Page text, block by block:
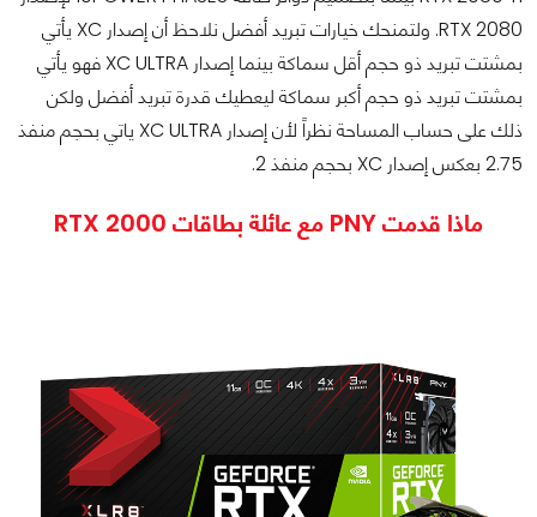
RTX 2080. ولتمنحك خيارات تبريد أفضل نلاحظ أن إصدار XC يأتي
بمشتت تبريد ذو حجم أقل سماكة بينما إصدار XC ULTRA فهو يأتي
بمشتت تبريد ذو حجم أكبر سماكة ليعطيك قدرة تبريد أفضل ولكن
ذلك على حساب المساحة نظراً لأن إصدار XC ULTRA ياتي بحجم منفذ
2.75 بعكس إصدار XC بحجم منفذ 2.
ماذا قدمت PNY مع عائلة بطاقات RTX 2000